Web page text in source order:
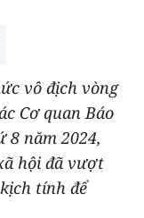
vô địch vòng
Cơ quan Báo
8 năm 2024,
hội đã vượt
tính để